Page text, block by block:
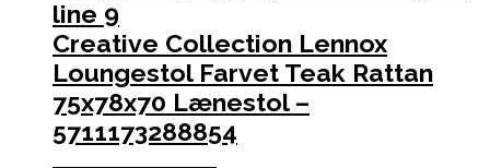
line 9
Creative Collection Lennox
Loungestol Farvet Teak Rattan
75x78x70 Lænestol –
5711173288854